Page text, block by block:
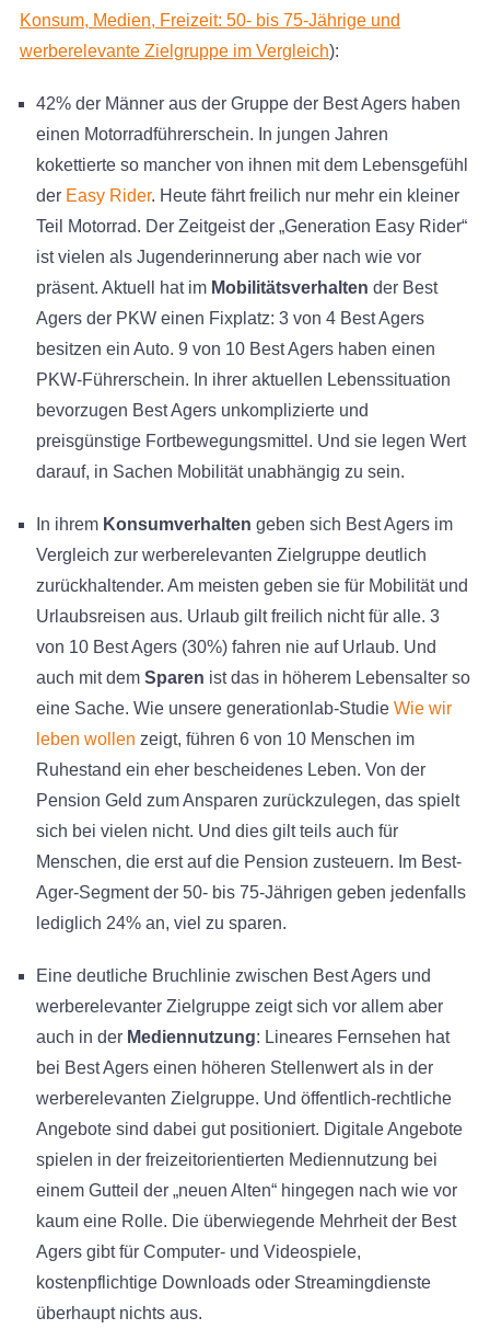
Konsum, Medien, Freizeit: 50- bis 75-Jährige und
werberelevante Zielgruppe im Vergleich):
42% der Männer aus der Gruppe der Best Agers haben
einen Motorradführerschein. In jungen Jahren
kokettierte so mancher von ihnen mit dem Lebensgefühl
der Easy Rider. Heute fährt freilich nur mehr ein kleiner
Teil Motorrad. Der Zeitgeist der „Generation Easy Rider“
ist vielen als Jugenderinnerung aber nach wie vor
präsent. Aktuell hat im Mobilitätsverhalten der Best
Agers der PKW einen Fixplatz: 3 von 4 Best Agers
besitzen ein Auto. 9 von 10 Best Agers haben einen
PKW-Führerschein. In ihrer aktuellen Lebenssituation
bevorzugen Best Agers unkomplizierte und
preisgünstige Fortbewegungsmittel. Und sie legen Wert
darauf, in Sachen Mobilität unabhängig zu sein.
In ihrem Konsumverhalten geben sich Best Agers im
Vergleich zur werberelevanten Zielgruppe deutlich
zurückhaltender. Am meisten geben sie für Mobilität und
Urlaubsreisen aus. Urlaub gilt freilich nicht für alle. 3
von 10 Best Agers (30%) fahren nie auf Urlaub. Und
auch mit dem Sparen ist das in höherem Lebensalter so
eine Sache. Wie unsere generationlab-Studie Wie wir
leben wollen zeigt, führen 6 von 10 Menschen im
Ruhestand ein eher bescheidenes Leben. Von der
Pension Geld zum Ansparen zurückzulegen, das spielt
sich bei vielen nicht. Und dies gilt teils auch für
Menschen, die erst auf die Pension zusteuern. Im Best-
Ager-Segment der 50- bis 75-Jährigen geben jedenfalls
lediglich 24% an, viel zu sparen.
Eine deutliche Bruchlinie zwischen Best Agers und
werberelevanter Zielgruppe zeigt sich vor allem aber
auch in der Mediennutzung: Lineares Fernsehen hat
bei Best Agers einen höheren Stellenwert als in der
werberelevanten Zielgruppe. Und öffentlich-rechtliche
Angebote sind dabei gut positioniert. Digitale Angebote
spielen in der freizeitorientierten Mediennutzung bei
einem Gutteil der „neuen Alten“ hingegen nach wie vor
kaum eine Rolle. Die überwiegende Mehrheit der Best
Agers gibt für Computer- und Videospiele,
kostenpflichtige Downloads oder Streamingdienste
überhaupt nichts aus.